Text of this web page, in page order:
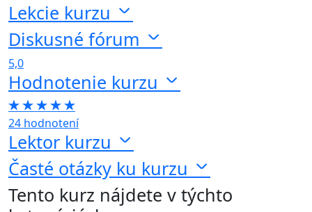
Lekcie kurzu
Diskusné fórum
5,0
Hodnotenie kurzu
24 hodnotení
Lektor kurzu
Časté otázky ku kurzu
Tento kurz nájdete v týchto